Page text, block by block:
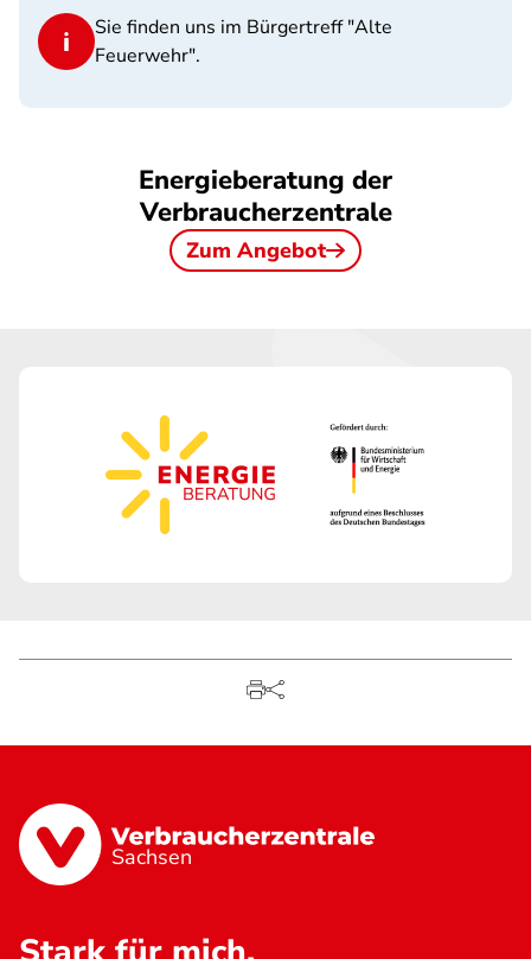
Sie finden uns im Bürgertreff "Alte
Feuerwehr".
Energieberatung der
Verbraucherzentrale
Zum Angebot
Sachsen